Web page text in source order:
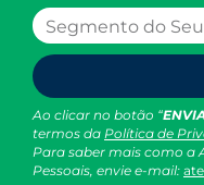
Ao clicar no botão “
termos da Política de
Para saber mais como a
Pessoais, envie e-mail: